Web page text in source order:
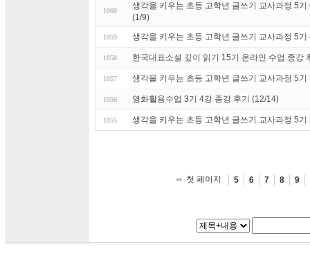
1060
생각을 키우는 초등 고학년 글쓰기 교사과정 5
(1/9)
1059 생각을 키우는 초등 고학년 글쓰기 교사과정 5
1058 한국대표소설 깊이 읽기 15기 온라인 수업 종강
1057 생각을 키우는 초등 고학년 글쓰기 교사과정 5
1056 영화활용수업 3기 4강 종강 후기 (12/14)
1055 생각을 키우는 초등 고학년 글쓰기 교사과정 5
첫 페이지 5 6 7 8 9